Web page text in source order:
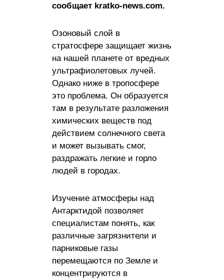
сообщает kratko-news.com.
Озоновый слой в
стратосфере защищает жизнь
на нашей планете от вредных
ультрафиолетовых лучей.
Однако ниже в тропосфере
это проблема. Он образуется
там в результате разложения
химических веществ под
действием солнечного света
и может вызывать смог,
раздражать легкие и горло
людей в городах.
Изучение атмосферы над
Антарктидой позволяет
специалистам понять, как
различные загрязнители и
парниковые газы
перемещаются по Земле и
концентрируются в